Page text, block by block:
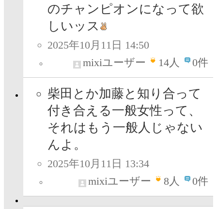
のチャンピオンになって欲
しいッス
2025年10月11日 14:50
mixiユーザー
14人 0件
柴田とか加藤と知り合って
付き合える一般女性って、
それはもう一般人じゃない
んよ。
2025年10月11日 13:34
mixiユーザー
8人 0件